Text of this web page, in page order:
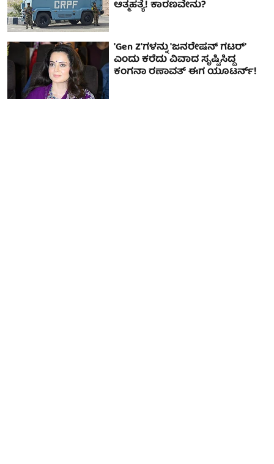
ಆತ್ಮಹತ್ಯೆ! ಕಾರಣವೇನು?
'Gen Z'ಗಳನ್ನು 'ಜನರೇಷನ್ ಗಟರ್'
ಎಂದು ಕರೆದು ವಿವಾದ ಸೃಷ್ಟಿಸಿದ್ದ
ಕಂಗನಾ ರಣಾವತ್ ಈಗ ಯೂಟರ್ನ್!